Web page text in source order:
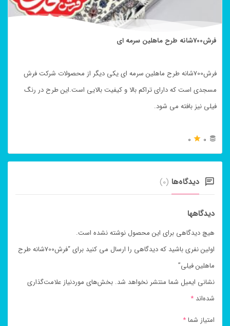
فرش700شانه طرح ماهلین سرمه ای
فرش700شانه طرح ماهلین سرمه ای یکی دیگر از محصولات شرکت فرش
مسجدی است که دارای تراکم بالا و کیفیت بالایی است.این طرح در رنگ
فیلی نیز بافته می شود.
0
0
دیدگاه‌ها (0)
دیدگاهها
هیچ دیدگاهی برای این محصول نوشته نشده است.
اولین نفری باشید که دیدگاهی را ارسال می کنید برای “فرش700شانه طرح
ماهلین فیلی”
نشانی ایمیل شما منتشر نخواهد شد. بخش‌های موردنیاز علامت‌گذاری
شده‌اند *
امتیاز شما*